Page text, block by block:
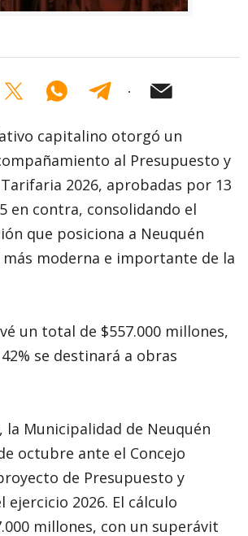
capitalino otorgó un
al Presupuesto y
2026, aprobadas por 13
en contra, consolidando el
que posiciona a Neuquén
moderna e importante de la
un total de $557.000 millones,
se destinará a obras
la Municipalidad de Neuquén
octubre ante el Concejo
de Presupuesto y
2026. El cálculo
millones, con un superávit